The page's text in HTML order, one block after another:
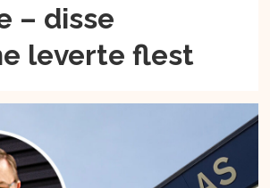
– disse
leverte flest